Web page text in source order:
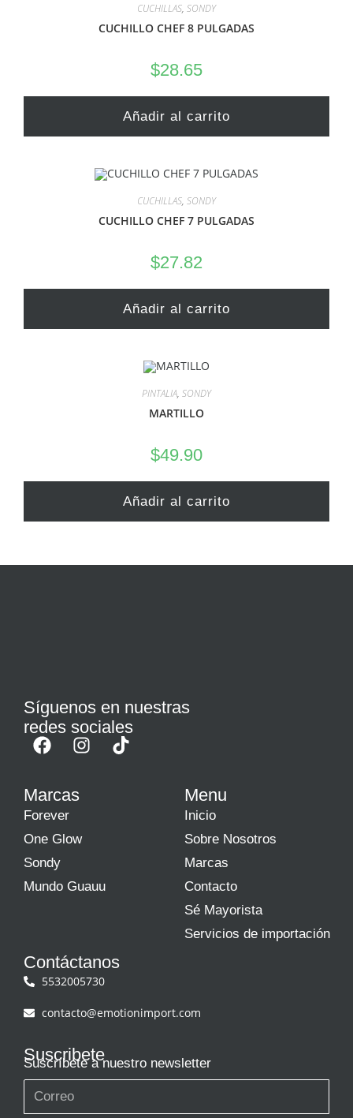
CUCHILLAS, SONDY
CUCHILLO CHEF 8 PULGADAS
$28.65
Añadir al carrito
CUCHILLAS, SONDY
CUCHILLO CHEF 7 PULGADAS
$27.82
Añadir al carrito
PINTALIA, SONDY
MARTILLO
$49.90
Añadir al carrito
Síguenos en nuestras
redes sociales
Marcas
Forever
One Glow
Sondy
Mundo Guauu
Menu
Inicio
Sobre Nosotros
Marcas
Contacto
Sé Mayorista
Servicios de importación
Contáctanos
5532005730
contacto@emotionimport.com
Suscribete
Suscríbete a nuestro newsletter